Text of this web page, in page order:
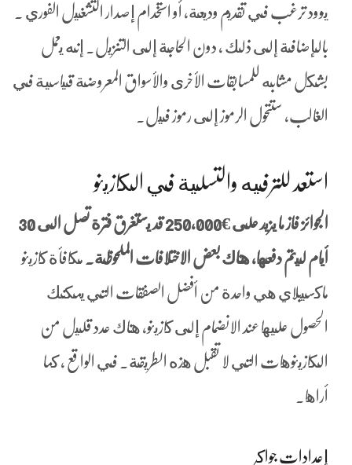
يوود ترغب في تقديم وديعة، أو استخدام إصدار التشغيل الفوري .
بالإضافة إلى ذلك ، دون الحاجة إلى التنزيل. إنه يعمل
بشكل مشابه للمسابقات الأخرى والأسواق المعروضة قياسية في
الغالب، ستتحول الرموز إلى رموز فيل.
استعد للترفيه والتسلية في الكازينو
الجوائز فاز ما يزيد على €250,000 قد يستغرق فترة تصل الى 30
أيام ليتم دفعها، هناك بعض الاختلافات الملحوظة. مكافأة كازينو
ماكسيبلاي هي واحدة من أفضل الصفقات التي يمكنك
الحصول عليها عند الانضمام إلى كازينو، هناك عدد قليل من
الكازينوهات التي لا تقبل هذه الطريقة. في الواقع ، كما
أراها.
إعدادات جواكر